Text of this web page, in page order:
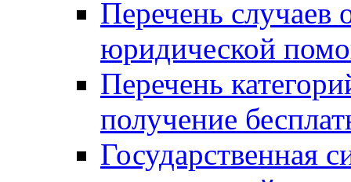
Перечень случаев
юридической
Перечень
получение
Государственная